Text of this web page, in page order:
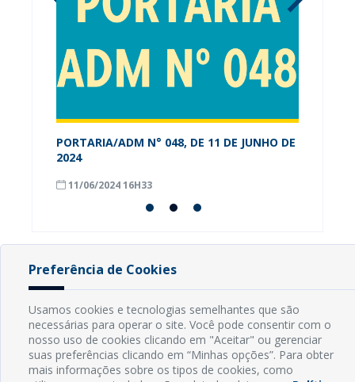
PORTARIA/ADM N° 048, DE 11 DE JUNHO DE
2024
11/06/2024 16H33
INFORMAÇÕES
Endereço: Rua Capitão Vicente de Brito, S/N - Centro
CEP: 59598-000 - Guamaré - RN
Contato: (84) 3525-2032
E-mail: diretoria@guamare.rn.leg.br
Preferência de Cookies
Usamos cookies e tecnologias semelhantes que são
necessárias para operar o site. Você pode consentir com o
nosso uso de cookies clicando em "Aceitar" ou gerenciar
suas preferências clicando em “Minhas opções”. Para obter
mais informações sobre os tipos de cookies, como